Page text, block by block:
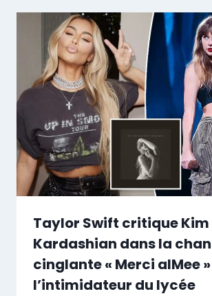
Taylor Swift critique Kim
Kardashian dans la
cinglante « Merci aIMee
l’intimidateur du lycée